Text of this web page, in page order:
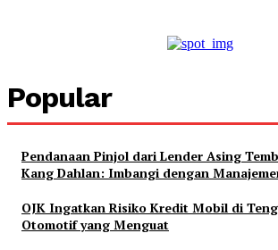
Popular
Pendanaan Pinjol dari Lender Asing
Kang Dahlan: Imbangi dengan
OJK Ingatkan Risiko Kredit Mobil di
Otomotif yang Menguat